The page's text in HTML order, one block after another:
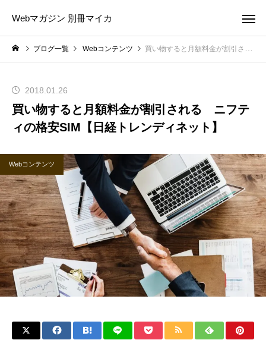
Webマガジン 別冊マイカ
ブログ一覧 Webコンテンツ 買い物すると月額料金が割引される ニフティの格安SIM【日経トレンディネット】
2018.01.26
買い物すると月額料金が割引される ニフテ
ィの格安SIM【日経トレンディネット】
Webコンテンツ